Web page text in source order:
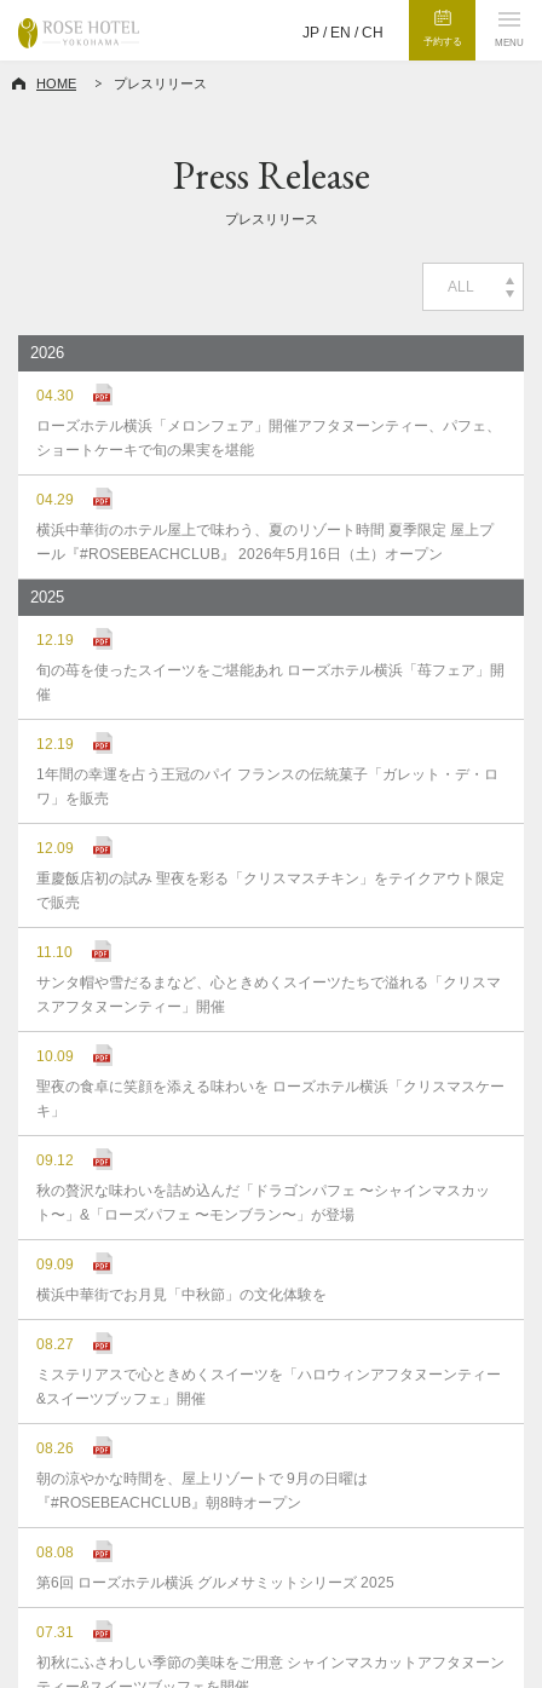
JP / EN /CH
予約する MENU
HOME プレスリリース
Press Release
プレスリリース
ALL
2026
04.30
ローズホテル横浜「メロンフェア」開催アフタヌーンティー、パフェ、
ショートケーキで旬の果実を堪能
04.29
横浜中華街のホテル屋上で味わう、夏のリゾート時間 夏季限定 屋上プ
ール『#ROSEBEACHCLUB』 2026年5月16日（土）オープン
2025
12.19
旬の苺を使ったスイーツをご堪能あれ ローズホテル横浜「苺フェア」開
催
12.19
1年間の幸運を占う王冠のパイ フランスの伝統菓子「ガレット・デ・ロ
ワ」を販売
12.09
重慶飯店初の試み 聖夜を彩る「クリスマスチキン」をテイクアウト限定
で販売
11.10
サンタ帽や雪だるまなど、心ときめくスイーツたちで溢れる「クリスマ
スアフタヌーンティー」開催
10.09
聖夜の食卓に笑顔を添える味わいを ローズホテル横浜「クリスマスケー
キ」
09.12
秋の贅沢な味わいを詰め込んだ「ドラゴンパフェ 〜シャインマスカッ
ト〜」&「ローズパフェ 〜モンブラン〜」が登場
09.09
横浜中華街でお月見「中秋節」の文化体験を
08.27
ミステリアスで心ときめくスイーツを「ハロウィンアフタヌーンティー
&スイーツブッフェ」開催
08.26
朝の涼やかな時間を、屋上リゾートで 9月の日曜は
『#ROSEBEACHCLUB』朝8時オープン
08.08
第6回 ローズホテル横浜 グルメサミットシリーズ 2025
07.31
初秋にふさわしい季節の美味をご用意 シャインマスカットアフタヌーン